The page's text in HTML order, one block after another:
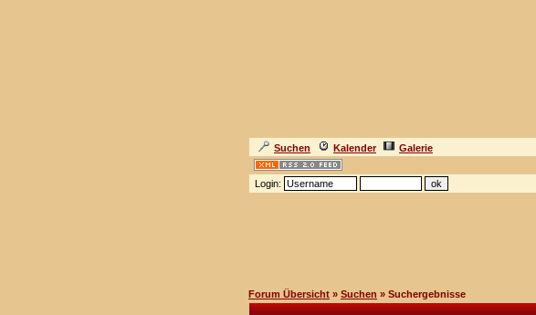
Suchen Kalender Galerie
Login:
Forum Übersicht » Suchen » Suchergebnisse